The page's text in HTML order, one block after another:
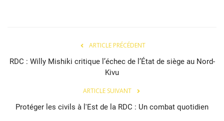
ARTICLE PRÉCÉDENT
RDC : Willy Mishiki critique l’échec de l’État de siège au Nord-
Kivu
ARTICLE SUIVANT
Protéger les civils à l'Est de la RDC : Un combat quotidien